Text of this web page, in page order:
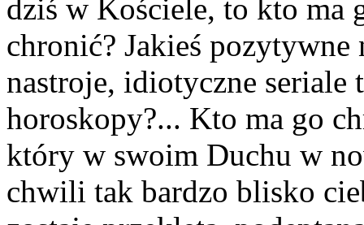
dziś w Kościele, to kto ma
chronić? Jakieś
nastroje, idiotyczne seriale
horoskopy?... Kto ma go
który w swoim Duchu w
chwili tak bardzo blisko